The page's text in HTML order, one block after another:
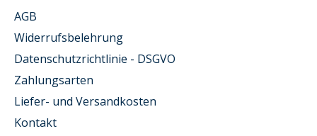
AGB
Widerrufsbelehrung
Datenschutzrichtlinie - DSGVO
Zahlungsarten
Liefer- und Versandkosten
Kontakt